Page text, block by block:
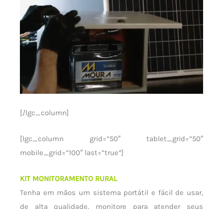
[/lgc_column]
[lgc_column grid=”50″ tablet_grid=”50″
mobile_grid=”100″ last=”true”]
KIT MONITORAMENTO RURAL
Tenha em mãos um sistema portátil e fácil de usar,
de alta qualidade, monitore para atender seus